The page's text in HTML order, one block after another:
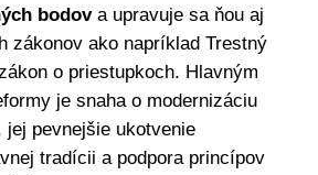
bodova upravuje sa ňou aj
zákonov ako napríklad Trestný
o priestupkoch. Hlavným
je snaha o modernizáciu
jej pevnejšie ukotvenie
tradícii a podpora princípov